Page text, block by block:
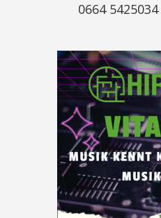
0664 5425034